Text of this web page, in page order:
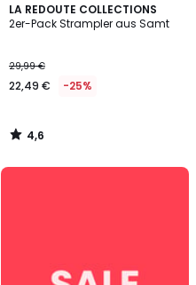
LA REDOUTE COLLECTIONS
2er-Pack Strampler aus Samt
29,99 €
22,49 € -25%
4,6
/ 5
4,6
/
Unsere